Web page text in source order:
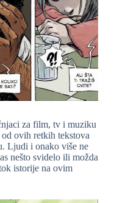
za film, tv i muziku
ovih retkih tekstova
Ljudi i onako više ne
nešto svidelo ili možda
istorije na ovim